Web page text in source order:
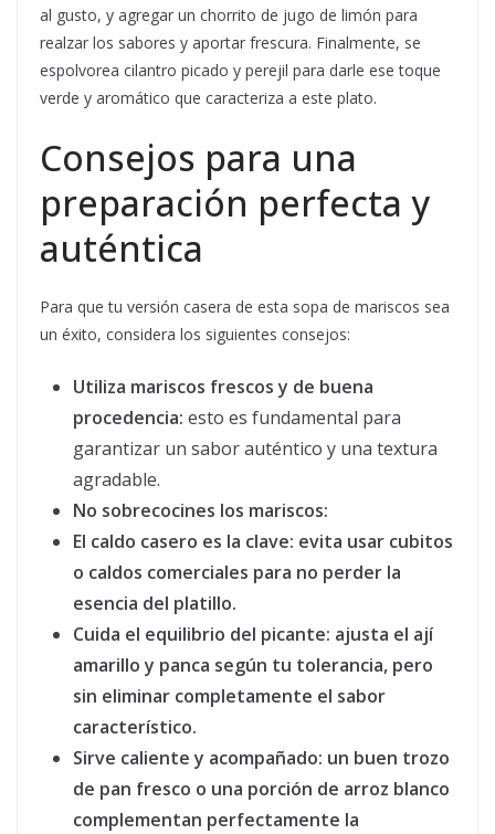
al gusto, y agregar un chorrito de jugo de limón para
realzar los sabores y aportar frescura. Finalmente, se
espolvorea cilantro picado y perejil para darle ese toque
verde y aromático que caracteriza a este plato.
Consejos para una
preparación perfecta y
auténtica
Para que tu versión casera de esta sopa de mariscos sea
un éxito, considera los siguientes consejos:
Utiliza mariscos frescos y de buena
procedencia: esto es fundamental para
garantizar un sabor auténtico y una textura
agradable.
No sobrecocines los mariscos:
El caldo casero es la clave: evita usar cubitos
o caldos comerciales para no perder la
esencia del platillo.
Cuida el equilibrio del picante: ajusta el ají
amarillo y panca según tu tolerancia, pero
sin eliminar completamente el sabor
característico.
Sirve caliente y acompañado: un buen trozo
de pan fresco o una porción de arroz blanco
complementan perfectamente la